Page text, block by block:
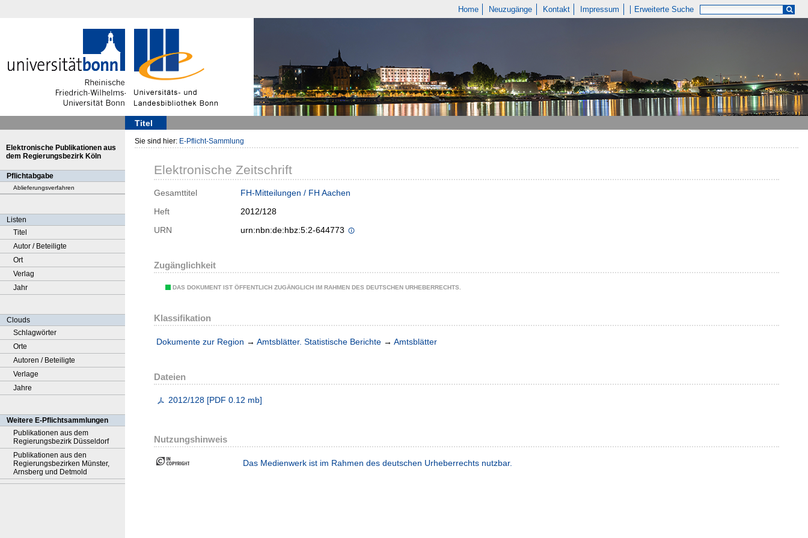
Home Neuzugänge Kontakt Impressum Erweiterte Suche
Titel
Elektronische Publikationen aus
dem Regierungsbezirk Köln
Pflichtabgabe
Ablieferungsverfahren
Listen
Titel
Autor / Beteiligte
Ort
Verlag
Jahr
Clouds
Schlagwörter
Orte
Autoren / Beteiligte
Verlage
Jahre
Weitere E-Pflichtsammlungen
Publikationen aus dem
Regierungsbezirk Düsseldorf
Publikationen aus den
Regierungsbezirken Münster,
Arnsberg und Detmold
Sie sind hier: E-Pflicht-Sammlung
Elektronische Zeitschrift
Gesamttitel
FH-Mitteilungen / FH Aachen
Heft
2012/128
URN
urn:nbn:de:hbz:5:2-644773
Zugänglichkeit
DAS DOKUMENT IST ÖFFENTLICH ZUGÄNGLICH IM RAHMEN DES DEUTSCHEN URHEBERRECHTS.
Klassifikation
Dokumente zur Region → Amtsblätter. Statistische Berichte → Amtsblätter
Dateien
2012/128 [PDF 0.12 mb]
Nutzungshinweis
Das Medienwerk ist im Rahmen des deutschen Urheberrechts nutzbar.